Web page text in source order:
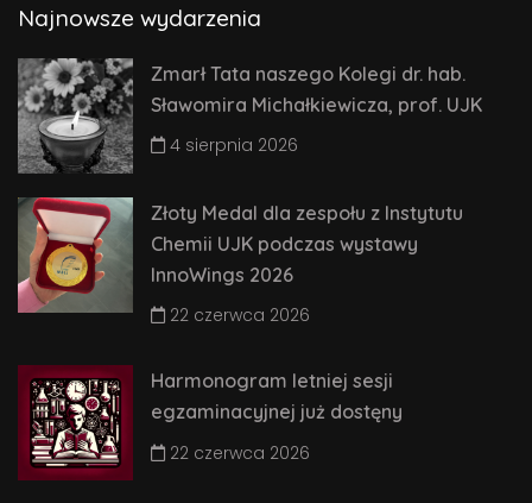
Najnowsze wydarzenia
Zmarł Tata naszego Kolegi dr. hab.
Sławomira Michałkiewicza, prof. UJK
4 sierpnia 2026
Złoty Medal dla zespołu z Instytutu
Chemii UJK podczas wystawy
InnoWings 2026
22 czerwca 2026
Harmonogram letniej sesji
egzaminacyjnej już dostęny
22 czerwca 2026